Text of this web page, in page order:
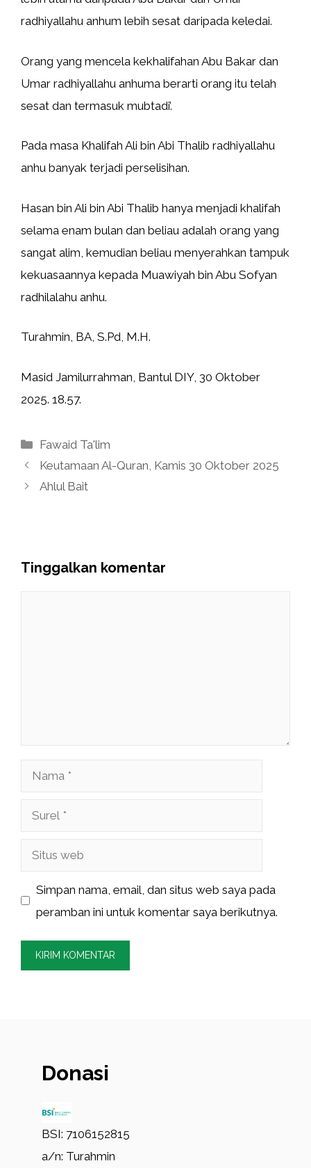
radhiyallahu anhum lebih sesat daripada keledai.
Orang yang mencela kekhalifahan Abu Bakar dan
Umar radhiyallahu anhuma berarti orang itu telah
sesat dan termasuk mubtadi’.
Pada masa Khalifah Ali bin Abi Thalib radhiyallahu
anhu banyak terjadi perselisihan.
Hasan bin Ali bin Abi Thalib hanya menjadi khalifah
selama enam bulan dan beliau adalah orang yang
sangat alim, kemudian beliau menyerahkan tampuk
kekuasaannya kepada Muawiyah bin Abu Sofyan
radhilalahu anhu.
Turahmin, BA, S.Pd, M.H.
Masid Jamilurrahman, Bantul DIY, 30 Oktober
2025. 18.57.
Kategori
Fawaid Ta'lim
Keutamaan Al-Quran, Kamis 30 Oktober 2025
Ahlul Bait
Tinggalkan komentar
Nama
Surel
Situs
Simpan nama, email, dan situs web saya pada
peramban ini untuk komentar saya berikutnya.
Donasi
BSI: 7106152815
a/n: Turahmin